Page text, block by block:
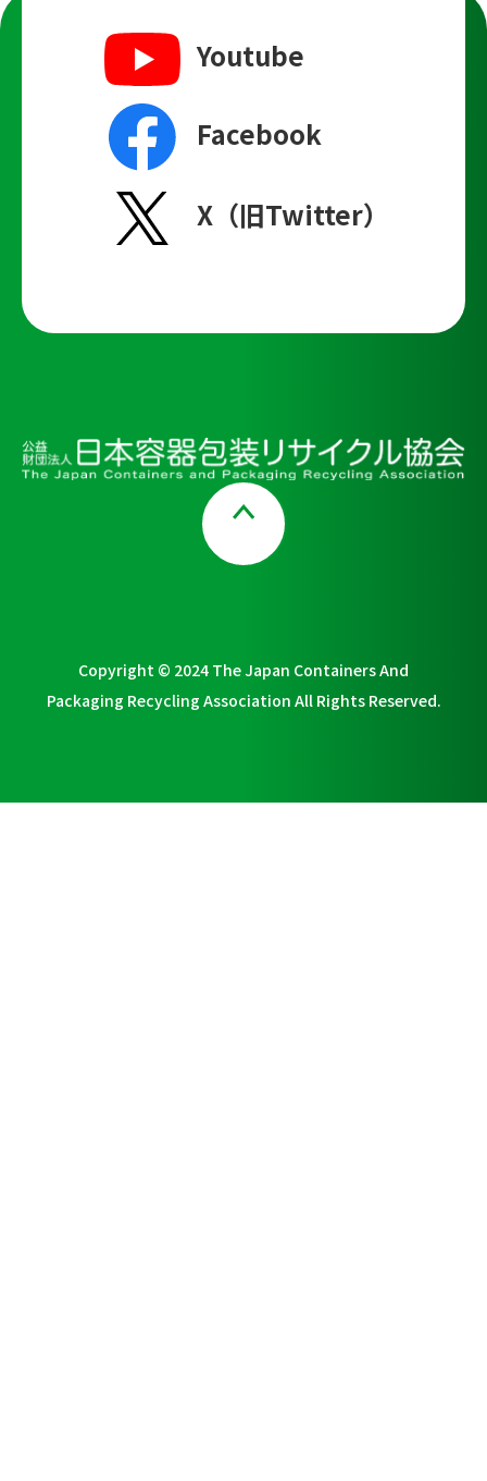
Youtube
Facebook
X（旧Twitter）
Copyright © 2024 The Japan Containers And
Packaging Recycling Association All Rights Reserved.